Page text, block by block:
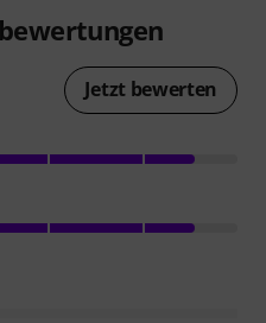
Jetzt bewerten